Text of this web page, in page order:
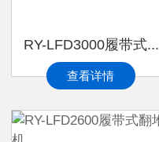
RY-LFD3000履带式...
查看详情